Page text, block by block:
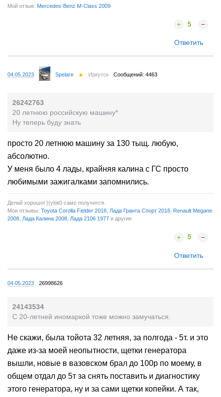
Мой отзыв: Mercedes-Benz M-Class 2009
5
Ответить
04.05.2023 Spelare Иркутск Сообщений: 4463
26242763
20 летнюю российскую машину*
Ну теперь буду знать
просто 20 летнюю машину за 130 тыщ. любую,
абсолютно.
У меня было 4 лады, крайняя калина с ГС просто
любимыми зажигалками запомнились.
Делай хорошо! }{yёв0 само получится.
Мои отзывы: Toyota Corolla Fielder 2016 Лада Гранта Спорт 2018
Renault Megane
2008 Лада Калина 2008 Лада 2106 1977 и другие
5
Ответить
04.05.2023 26998626
24143534
С 20-летней иномаркой тоже можно замучаться.
Не скажи, была тойота 32 летняя, за полгода - 5т. и это
даже из-за моей неопытности, щетки генератора
вышли, новые в вазовском брал до 100р по моему, в
общем отдал до 5т за снять поставить и диагностику
этого генератора, ну и за сами щетки копейки. А так,